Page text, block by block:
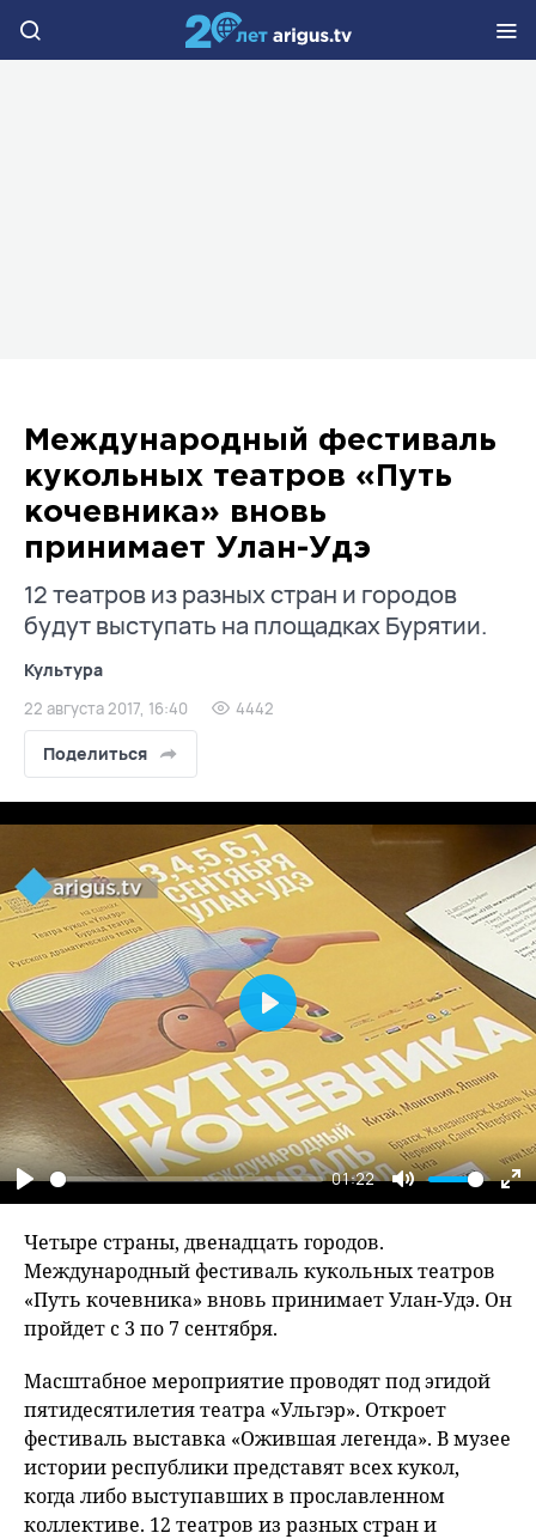
Международный фестиваль
кукольных театров «Путь
кочевника» вновь
принимает Улан-Удэ
12 театров из разных стран и городов
будут выступать на площадках Бурятии.
Культура
22 августа 2017, 16:40 4442
Поделиться
Play
01:22
Mute
Play
Четыре страны, двенадцать городов.
Международный фестиваль кукольных театров
«Путь кочевника» вновь принимает Улан-Удэ. Он
пройдет с 3 по 7 сентября.
Масштабное мероприятие проводят под эгидой
пятидесятилетия театра «Ульгэр». Откроет
фестиваль выставка «Ожившая легенда». В музее
истории республики представят всех кукол,
когда либо выступавших в прославленном
коллективе. 12 театров из разных стран и